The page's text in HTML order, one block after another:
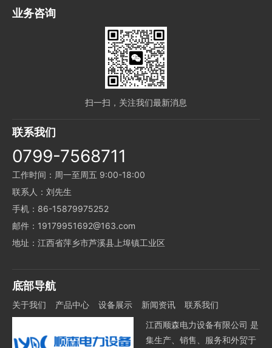
业务咨询
扫一扫，关注我们最新消息
联系我们
0799-7568711
工作时间：周一至周五 9:00-18:00
联系人：刘先生
手机：86-15879975252
邮件：19179951692@163.com
地址：江西省萍乡市芦溪县上埠镇工业区
底部导航
关于我们 产品中心 设备展示 新闻资讯
联系我们
江西顺森电力设备有限公司 是
集生产、销售、服务和外贸于